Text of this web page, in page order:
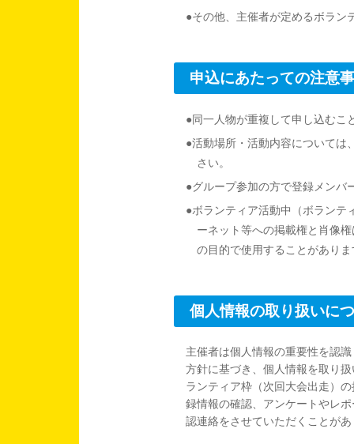
●その他、主催者が定めるボラン
申込にあたっての注意
●同一人物が重複して申し込むこ
●活動場所・活動内容については
さい。
●グループ参加の方で登録メンバ
●ボランティア活動中（ボランテ
ーネット等への掲載権と肖像
の目的で使用することがありま
個人情報の取り扱いに
主催者は個人情報の重要性を認
方針に基づき、個人情報を取り
ランティア枠（次回大会出走）
録情報の確認、アンケートやレ
認連絡をさせていただくことが